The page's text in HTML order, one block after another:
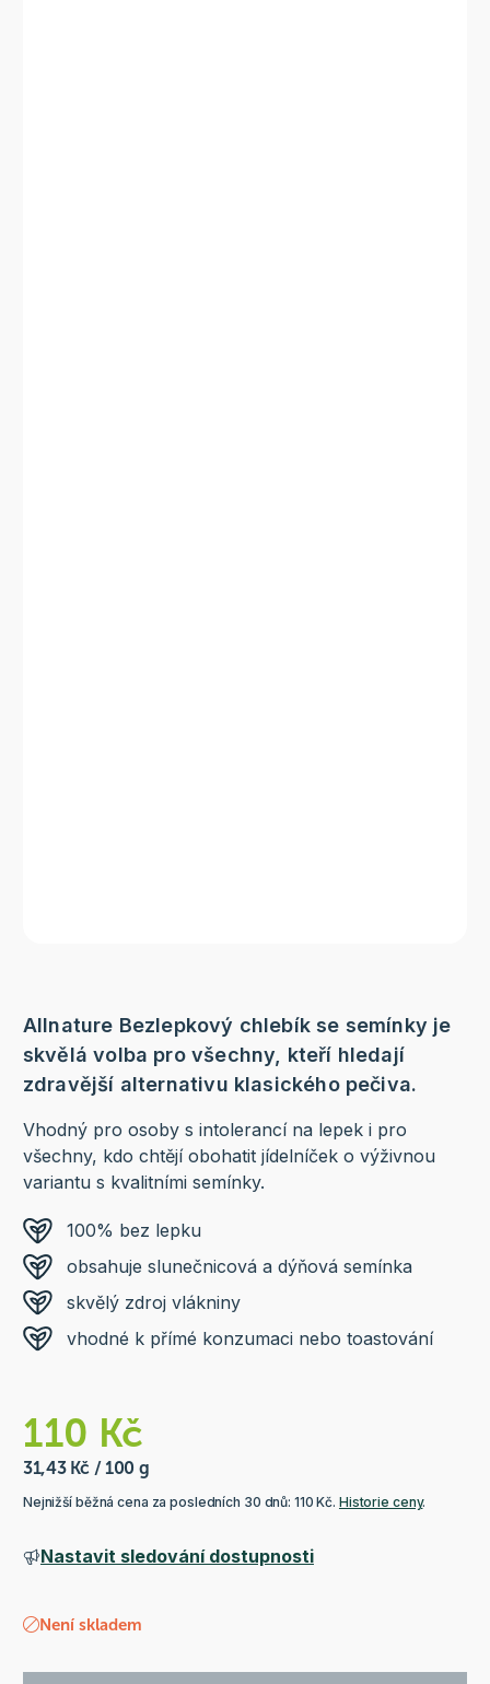
Allnature Bezlepkový chlebík se semínky je
skvělá volba pro všechny, kteří hledají
zdravější alternativu klasického pečiva.
Vhodný pro osoby s intolerancí na lepek i pro
všechny, kdo chtějí obohatit jídelníček o výživnou
variantu s kvalitními semínky.
100% bez lepku
obsahuje slunečnicová a dýňová semínka
skvělý zdroj vlákniny
vhodné k přímé konzumaci nebo toastování
110 Kč
31,43 Kč / 100 g
Nejnižší běžná cena za posledních 30 dnů: 110 Kč. Historie ceny.
Nastavit sledování dostupnosti
Není skladem